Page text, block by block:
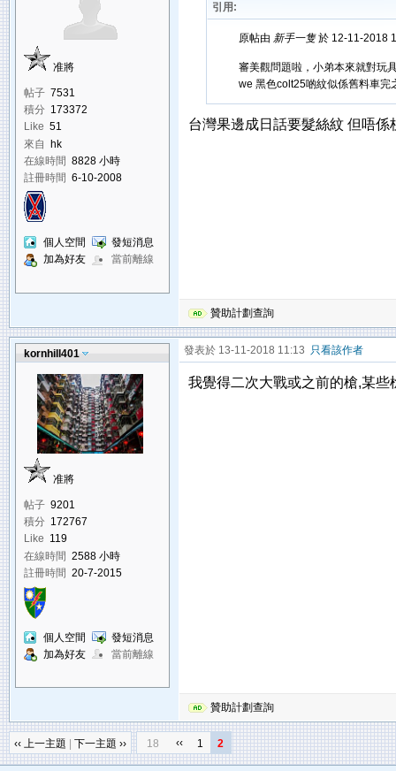
准將
帖子 7531
積分 173372
Like 51
來自 hk
在線時間 8828 小時
註冊時間 6-10-2008
個人空間
發短消息
加為好友
當前離線
引用:
原帖由 新手一隻於 12-11-2018
審美觀問題啦，小弟本來就對玩
we 黑色colt25啲紋似係舊料車完
台灣果邊成日話要髮絲紋 但唔係
贊助計劃查詢
kornhill401
准將
帖子 9201
積分 172767
Like 119
在線時間 2588 小時
註冊時間 20-7-2015
個人空間
發短消息
加為好友
當前離線
發表於 13-11-2018 11:13 只看該作者
我覺得二次大戰或之前的槍,某
贊助計劃查詢
‹‹ 上一主題 下一主題 ›› 18 ‹‹ 1 2